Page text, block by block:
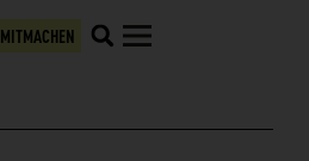
MITMACHEN